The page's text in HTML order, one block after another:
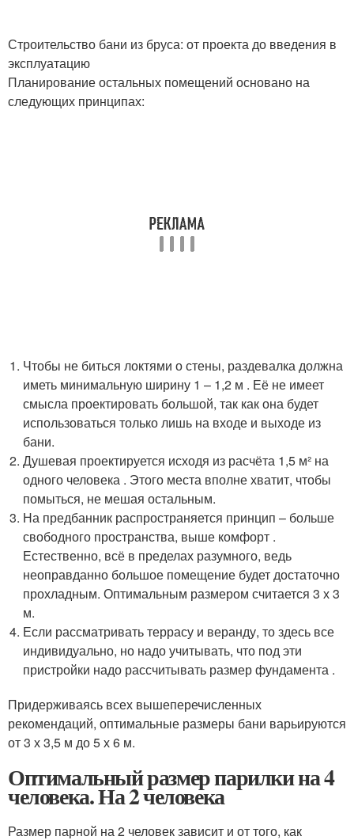
Строительство бани из бруса: от проекта до введения в
эксплуатацию
Планирование остальных помещений основано на
следующих принципах:
Чтобы не биться локтями о стены, раздевалка должна
иметь минимальную ширину 1 – 1,2 м . Её не имеет
смысла проектировать большой, так как она будет
использоваться только лишь на входе и выходе из
бани.
Душевая проектируется исходя из расчёта 1,5 м² на
одного человека . Этого места вполне хватит, чтобы
помыться, не мешая остальным.
На предбанник распространяется принцип – больше
свободного пространства, выше комфорт .
Естественно, всё в пределах разумного, ведь
неоправданно большое помещение будет достаточно
прохладным. Оптимальным размером считается 3 х 3
м.
Если рассматривать террасу и веранду, то здесь все
индивидуально, но надо учитывать, что под эти
пристройки надо рассчитывать размер фундамента .
Придерживаясь всех вышеперечисленных
рекомендаций, оптимальные размеры бани варьируются
от 3 х 3,5 м до 5 х 6 м.
Оптимальный размер парилки на 4
человека. На 2 человека
Размер парной на 2 человек зависит и от того, как